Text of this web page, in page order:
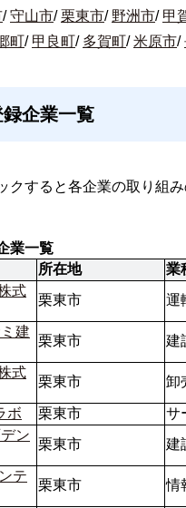
/守山市/栗東市/ 野洲市/ 甲
町/ 甲良町/ 多賀町/米原市/
企業一覧
クすると各企業の取り組
業一覧
所在地 業
式
栗東市 運
建
栗東市 建
式
栗東市 卸
ボ
栗東市 サ
ン
栗東市 建
テ
栗東市 情